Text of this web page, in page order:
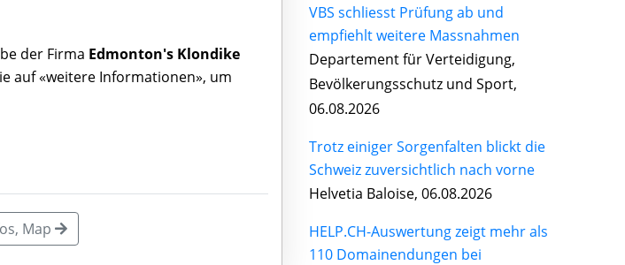
der Firma Edmonton's Klondike
auf «weitere Informationen», um
Map
VBS schliesst Prüfung ab und
empfiehlt weitere Massnahmen
Departement für Verteidigung,
Bevölkerungsschutz und Sport,
06.08.2026
Trotz einiger Sorgenfalten blickt die
Schweiz zuversichtlich nach vorne
Helvetia Baloise, 06.08.2026
HELP.CH-Auswertung zeigt mehr als
110 Domainendungen bei